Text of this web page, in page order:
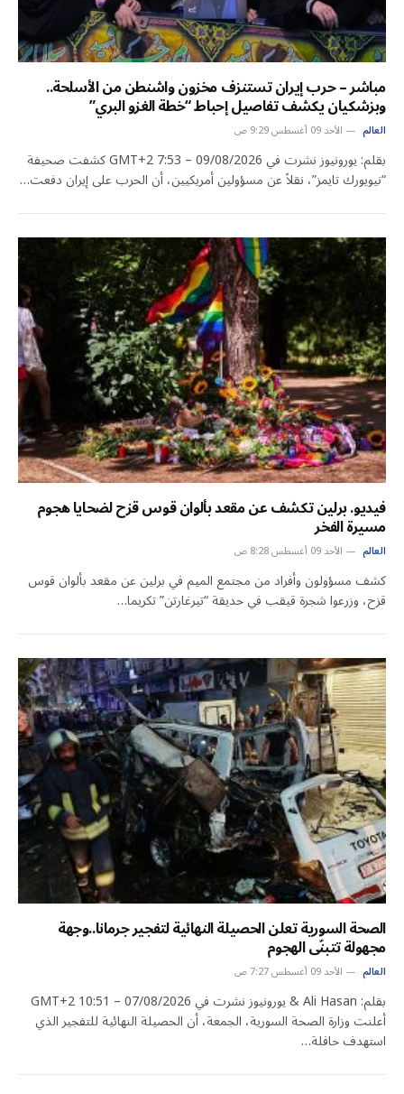
مباشر – حرب إيران تستنزف مخزون واشنطن من الأسلحة..
وبزشكيان يكشف تفاصيل إحباط “خطة الغزو البري”
العالم الأحد 09 أغسطس 9:29 ص
بقلم: يورونيوز نشرت في 09/08/2026 – 7:53 GMT+2 كشفت صحيفة
“نيويورك تايمز”، نقلاً عن مسؤولين أمريكيين، أن الحرب على إيران دفعت…
فيديو. برلين تكشف عن مقعد بألوان قوس قزح لضحايا هجوم
مسيرة الفخر
العالم الأحد 09 أغسطس 8:28 ص
كشف مسؤولون وأفراد من مجتمع الميم في برلين عن مقعد بألوان قوس
قزح، وزرعوا شجرة قيقب في حديقة “تيرغارتن” تكريما…
الصحة السورية تعلن الحصيلة النهائية لتفجير جرمانا..وجهة
مجهولة تتبنّى الهجوم
العالم الأحد 09 أغسطس 7:27 ص
بقلم: Ali Hasan & يورونيوز نشرت في 07/08/2026 – 10:51 GMT+2
أعلنت وزارة الصحة السورية، الجمعة، أن الحصيلة النهائية للتفجير الذي
استهدف حافلة…